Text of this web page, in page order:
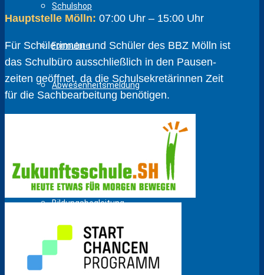
Schulshop
Formulare
Abwesenheitsmeldung
Berufs- und Studienberatung
Bildungsbegleitung
Schulsozialarbeit
Hauptstelle Mölln: 07:00 Uhr – 15:00 Uhr
Für Schülerinnen und Schüler des BBZ Mölln ist
das Schulbüro ausschließlich in den Pausen­
zeiten geöffnet, da die Schul­sekretärinnen Zeit
für die Sach­bear­beitung benötigen.